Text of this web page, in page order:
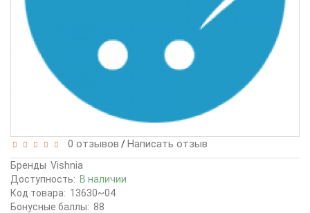
0 отзывов /Написать отзыв
Бренды Vishnia
Доступность: В наличии
Код товара: 13630~04
Бонусные баллы: 88